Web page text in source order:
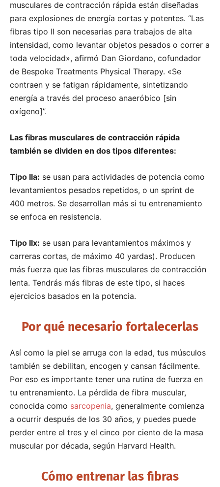
musculares de contracción rápida están diseñadas
para explosiones de energía cortas y potentes. “Las
fibras tipo II son necesarias para trabajos de alta
intensidad, como levantar objetos pesados ​​o correr a
toda velocidad», afirmó Dan Giordano, cofundador
de Bespoke Treatments Physical Therapy. «Se
contraen y se fatigan rápidamente, sintetizando
energía a través del proceso anaeróbico [sin
oxígeno]”.
Las fibras musculares de contracción rápida
también se dividen en dos tipos diferentes:
Tipo lla: se usan para actividades de potencia como
levantamientos pesados repetidos, o un sprint de
400 metros. Se desarrollan más si tu entrenamiento
se enfoca en resistencia.
Tipo llx: se usan para levantamientos máximos y
carreras cortas, de máximo 40 yardas). Producen
más fuerza que las fibras musculares de contracción
lenta. Tendrás más fibras de este tipo, si haces
ejercicios basados en la potencia.
Por qué necesario fortalecerlas
Así como la piel se arruga con la edad, tus músculos
también se debilitan, encogen y cansan fácilmente.
Por eso es importante tener una rutina de fuerza en
tu entrenamiento. La pérdida de fibra muscular,
conocida como sarcopenia, generalmente comienza
a ocurrir después de los 30 años, y puedes puede
perder entre el tres y el cinco por ciento de la masa
muscular por década, según Harvard Health.
Cómo entrenar las fibras